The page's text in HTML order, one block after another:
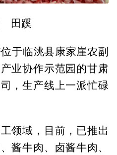
田蹊
于临洮县康家崖农副
业协作示范园的甘肃
，生产线上一派忙碌
领域，目前，已推出
酱牛肉、卤酱牛肉、